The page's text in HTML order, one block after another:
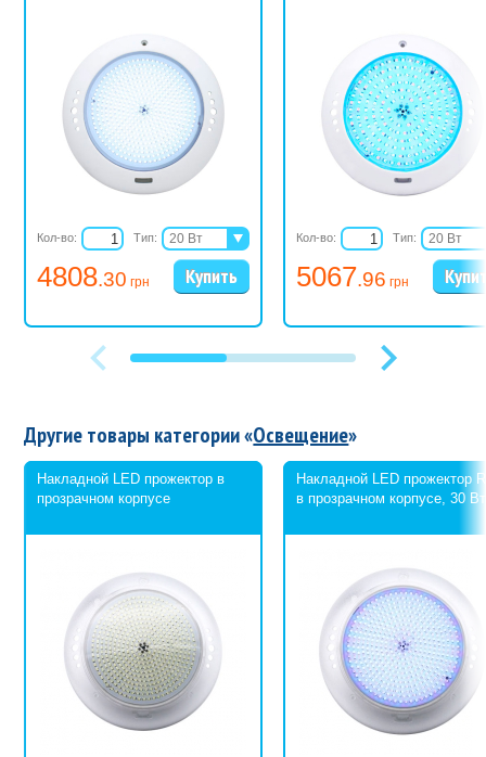
4808.30 грн
Кол-во: Тип:
20 Вт
30 Вт
5067.96 грн
Кол-во: Тип:
20 Вт
30 Вт
Другие товары категории «Освещение»
Накладной LED прожектор в
прозрачном корпусе
Накладной LED прожектор
в прозрачном корпусе, 30 Вт